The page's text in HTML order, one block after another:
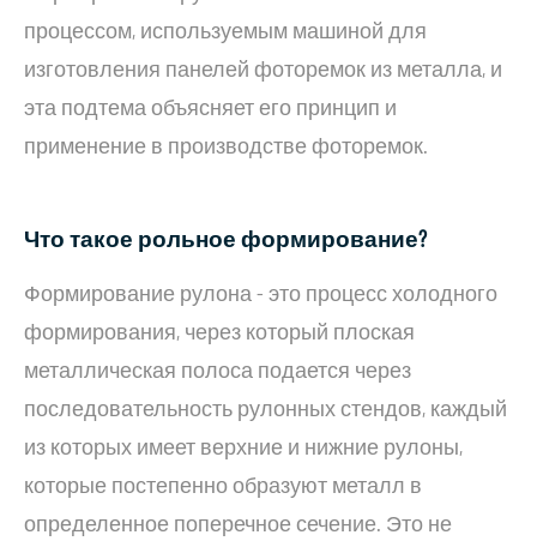
процессом, используемым машиной для
изготовления панелей фоторемок из металла, и
эта подтема объясняет его принцип и
применение в производстве фоторемок.
Что такое рольное формирование?
Формирование рулона - это процесс холодного
формирования, через который плоская
металлическая полоса подается через
последовательность рулонных стендов, каждый
из которых имеет верхние и нижние рулоны,
которые постепенно образуют металл в
определенное поперечное сечение. Это не